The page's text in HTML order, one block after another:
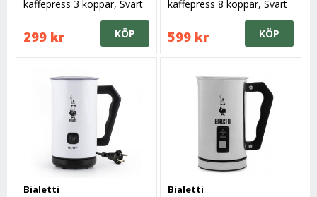
kaffepress 3 koppar, Svart
299 kr KÖP
kaffepress 8 koppar, Svart
599 kr KÖP
Bialetti Bialetti